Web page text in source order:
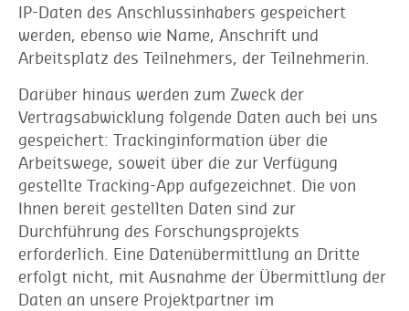
IP-Daten des Anschlussinhabers gespeichert
werden, ebenso wie Name, Anschrift und
Arbeitsplatz des Teilnehmers, der Teilnehmerin.
Darüber hinaus werden zum Zweck der
Vertragsabwicklung folgende Daten auch bei uns
gespeichert: Trackinginformation über die
Arbeitswege, soweit über die zur Verfügung
gestellte Tracking-App aufgezeichnet. Die von
Ihnen bereit gestellten Daten sind zur
Durchführung des Forschungsprojekts
erforderlich. Eine Datenübermittlung an Dritte
erfolgt nicht, mit Ausnahme der Übermittlung der
Daten an unsere Projektpartner im